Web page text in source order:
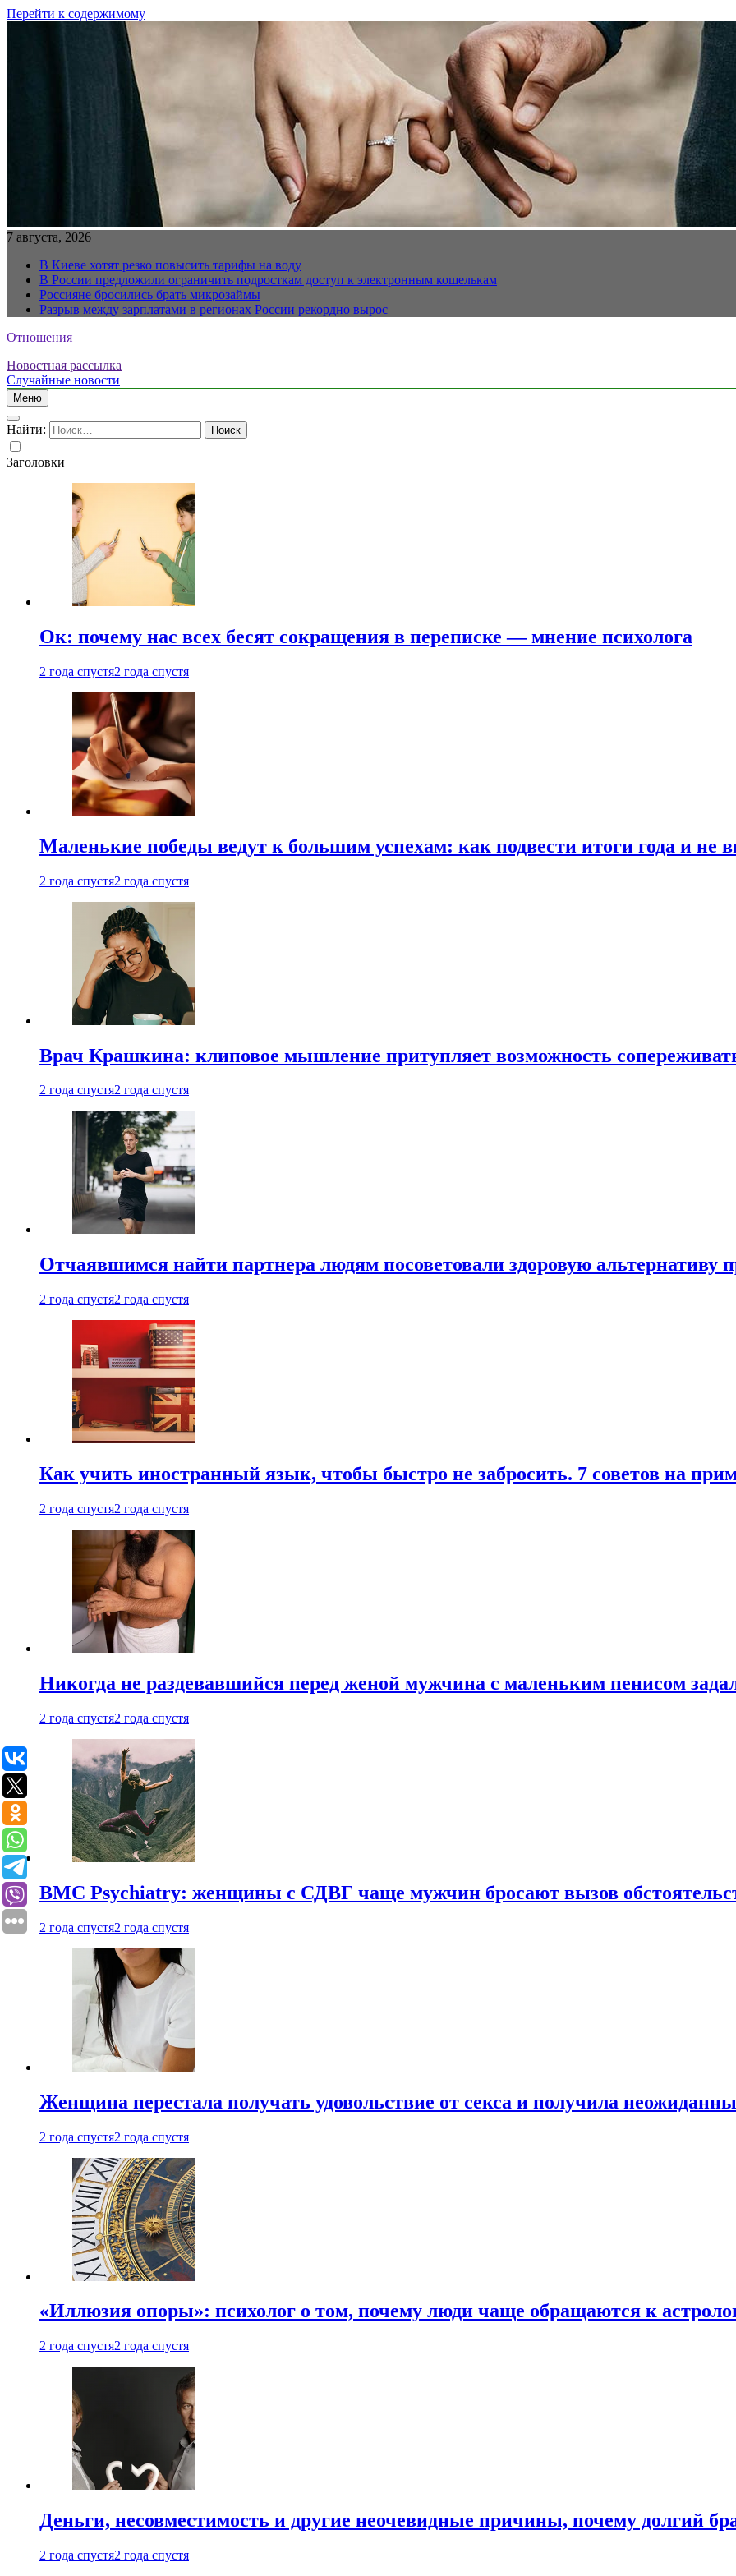
Перейти к содержимому
7 августа, 2026
В Киеве хотят резко повысить тарифы на воду
В России предложили ограничить подросткам доступ к электронным кошелькам
Россияне бросились брать микрозаймы
Разрыв между зарплатами в регионах России рекордно вырос
Отношения
Новостная рассылка
Случайные новости
Меню
Найти:
Заголовки
Ок: почему нас всех бесят сокращения в переписке — мнение психолога
2 года спустя2 года спустя
Маленькие победы ведут к большим успехам: как подвести итоги года и не
2 года спустя2 года спустя
Врач Крашкина: клиповое мышление притупляет возможность
2 года спустя2 года спустя
Отчаявшимся найти партнера людям посоветовали здоровую альтернативу
2 года спустя2 года спустя
Как учить иностранный язык, чтобы быстро не забросить. 7 советов на
2 года спустя2 года спустя
Никогда не раздевавшийся перед женой мужчина с маленьким пенисом
2 года спустя2 года спустя
BMC Psychiatry: женщины с СДВГ чаще мужчин бросают вызов
2 года спустя2 года спустя
Женщина перестала получать удовольствие от секса и получила
2 года спустя2 года спустя
«Иллюзия опоры»: психолог о том, почему люди чаще обращаются к
2 года спустя2 года спустя
Деньги, несовместимость и другие неочевидные причины, почему долгий
2 года спустя2 года спустя